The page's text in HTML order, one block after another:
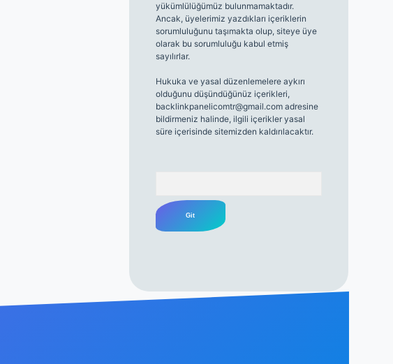
yükümlülüğümüz bulunmamaktadır.
Ancak, üyelerimiz yazdıkları içeriklerin
sorumluluğunu taşımakta olup, siteye üye
olarak bu sorumluluğu kabul etmiş
sayılırlar.
Hukuka ve yasal düzenlemelere aykırı
olduğunu düşündüğünüz içerikleri,
backlinkpanelicomtr@gmail.comadresine
bildirmeniz halinde, ilgili içerikler yasal
süre içerisinde sitemizden kaldırılacaktır.